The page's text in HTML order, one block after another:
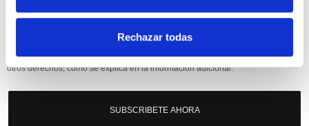
Rechazar todas
Responsable: HIJOS DE JOSÉ SERRATS S.A. Finalidad: tratamientos con
fines comerciales, legitimación: consentimiento, destinatarios: proveedor de
otros derechos, como se explica en la información adicional.
SUBSCRIBETE AHORA